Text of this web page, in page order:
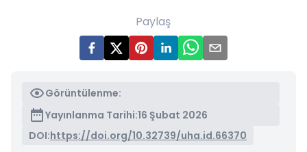
Paylaş
Görüntülenme:
Yayınlanma Tarihi:16 Şubat 2026
DOI:https://doi.org/10.32739/uha.id.66370